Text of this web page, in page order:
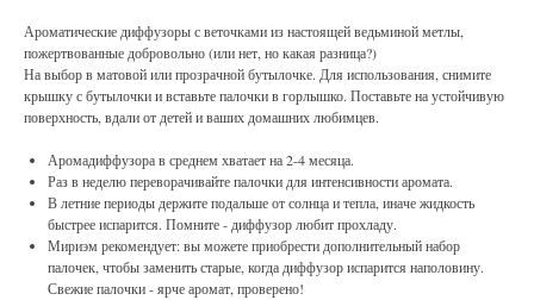
Ароматические диффузоры с веточками из настоящей ведьминой метлы,
пожертвованные добровольно (или нет, но какая разница?)
На выбор в матовой или прозрачной бутылочке. Для использования, снимите
крышку с бутылочки и вставьте палочки в горлышко. Поставьте на устойчивую
поверхность, вдали от детей и ваших домашних любимцев.
Аромадиффузора в среднем хватает на 2-4 месяца.
Раз в неделю переворачивайте палочки для интенсивности аромата.
В летние периоды держите подальше от солнца и тепла, иначе жидкость
быстрее испарится. Помните - диффузор любит прохладу.
Мириэм рекомендует: вы можете приобрести дополнительный набор
палочек, чтобы заменить старые, когда диффузор испарится наполовину.
Свежие палочки - ярче аромат, проверено!